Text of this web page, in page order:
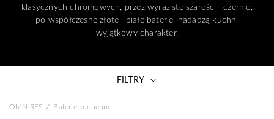
klasycznych chromowych, przez wyraziste szarości i czernie,
po współczesne złote i białe baterie, nadadzą kuchni
wyjątkowy charakter.
FILTRY
OMNIRES / Baterie kuchenne